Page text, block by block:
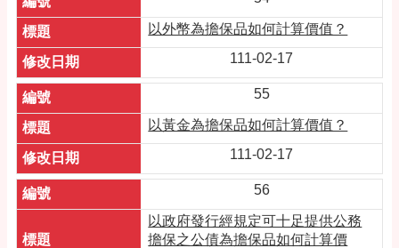
以外幣為擔保品如何計算價值？
111-02-17
55
以黃金為擔保品如何計算價值？
111-02-17
56
以政府發行經規定可十足提供公務
擔保之公債為擔保品如何計算價